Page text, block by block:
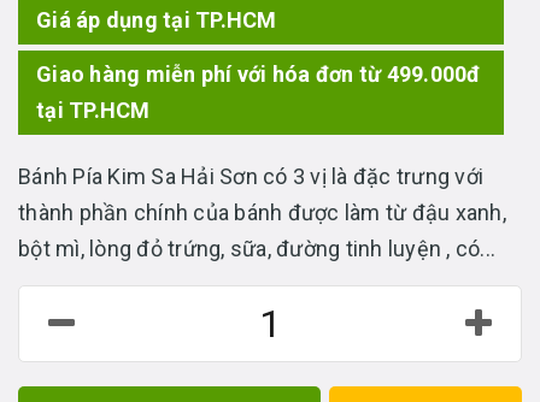
Giá áp dụng tại TP.HCM
Giao hàng miễn phí với hóa đơn từ 499.000đ
tại TP.HCM
Bánh Pía Kim Sa Hải Sơn có 3 vị là đặc trưng với
thành phần chính của bánh được làm từ đậu xanh,
bột mì, lòng đỏ trứng, sữa, đường tinh luyện , có...